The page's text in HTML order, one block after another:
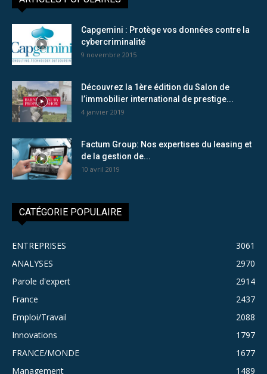
Capgemini : Protège vos données contre la
cybercriminalité
9 novembre 2015
Découvrez la 1ère édition du Salon de
l’immobilier international de prestige...
4 janvier 2019
Factum Group: Nos expertises du leasing et
de la gestion de...
10 avril 2019
CATÉGORIE POPULAIRE
ENTREPRISES
3061
ANALYSES
2970
Parole d'expert
2914
France
2437
Emploi/Travail
2088
Innovations
1797
FRANCE/MONDE
1677
Management
1489